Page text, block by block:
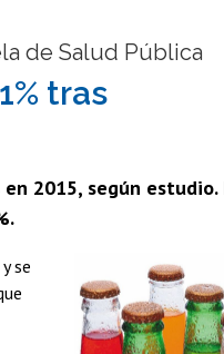
Internacionales
de Salud Pública
tras
2015, según estudio.
se